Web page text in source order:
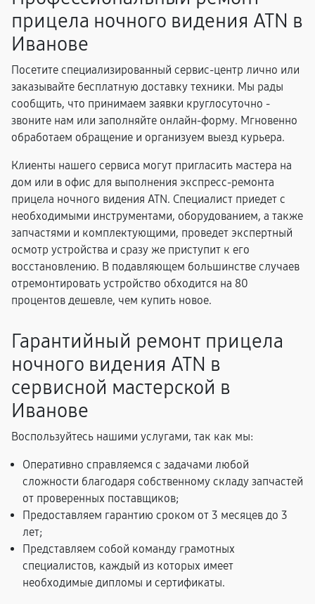
прицела ночного видения ATN в
Иванове
Посетите специализированный сервис-центр лично или
заказывайте бесплатную доставку техники. Мы рады
сообщить, что принимаем заявки круглосуточно -
звоните нам или заполняйте онлайн-форму. Мгновенно
обработаем обращение и организуем выезд курьера.
Клиенты нашего сервиса могут пригласить мастера на
дом или в офис для выполнения экспресс-ремонта
прицела ночного видения ATN. Специалист приедет с
необходимыми инструментами, оборудованием, а также
запчастями и комплектующими, проведет экспертный
осмотр устройства и сразу же приступит к его
восстановлению. В подавляющем большинстве случаев
отремонтировать устройство обходится на 80
процентов дешевле, чем купить новое.
Гарантийный ремонт прицела
ночного видения ATN в
сервисной мастерской в
Иванове
Воспользуйтесь нашими услугами, так как мы:
Оперативно справляемся с задачами любой
сложности благодаря собственному складу запчастей
от проверенных поставщиков;
Предоставляем гарантию сроком от 3 месяцев до 3
лет;
Представляем собой команду грамотных
специалистов, каждый из которых имеет
необходимые дипломы и сертификаты.